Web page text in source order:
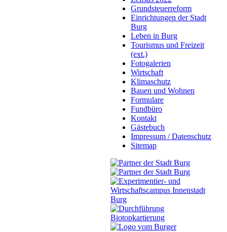
Grundsteuerreform
Einrichtungen der Stadt
Burg
Leben in Burg
Tourismus und Freizeit
(ext.)
Fotogalerien
Wirtschaft
Klimaschutz
Bauen und Wohnen
Formulare
Fundbüro
Kontakt
Gästebuch
Impressum / Datenschutz
Sitemap